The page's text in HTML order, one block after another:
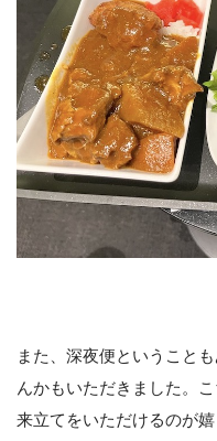
また、深夜便ということ
んかもいただきました。
来立てをいただけるのが嬉